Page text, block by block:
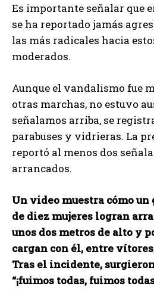
Es importante señalar que
se ha reportado jamás
las más radicales hacia
moderados.
Aunque el vandalismo fue
otras marchas, no estuvo
señalamos arriba, se
parabuses y vidrieras. La
reportó al menos dos
arrancados.
Un video muestra cómo un
de diez mujeres logran
unos dos metros de alto y
cargan con él, entre
Tras el incidente,
“¡fuimos todas, fuimos